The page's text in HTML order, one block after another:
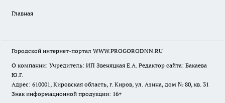
Главная
Городской интернет-портал WWW.PROGORODNN.RU
О компании: Учредитель: ИП Звеняцкая Е.А. Редактор сайта: Бакаева
Ю.Г.
Адрес: 610001, Кировская область, г. Киров, ул. Азина, дом № 80, кв. 31
Знак информационной продукции: 16+